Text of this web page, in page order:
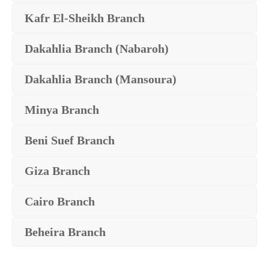
Kafr El-Sheikh Branch
Dakahlia Branch (Nabaroh)
Dakahlia Branch (Mansoura)
Minya Branch
Beni Suef Branch
Giza Branch
Cairo Branch
Beheira Branch